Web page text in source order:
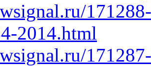
2014.html